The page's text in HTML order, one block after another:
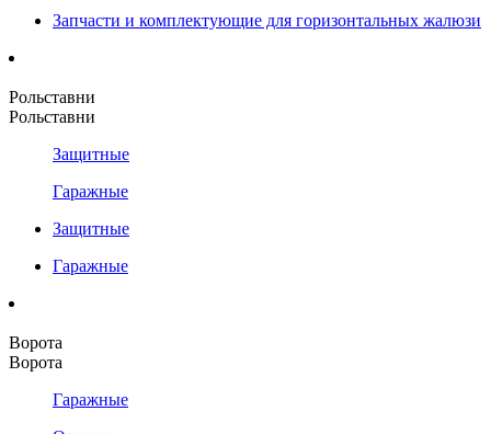
Запчасти и комплектующие для горизонтальных жалюзи
Рольставни
Рольставни
Защитные
Гаражные
Защитные
Гаражные
Ворота
Ворота
Гаражные